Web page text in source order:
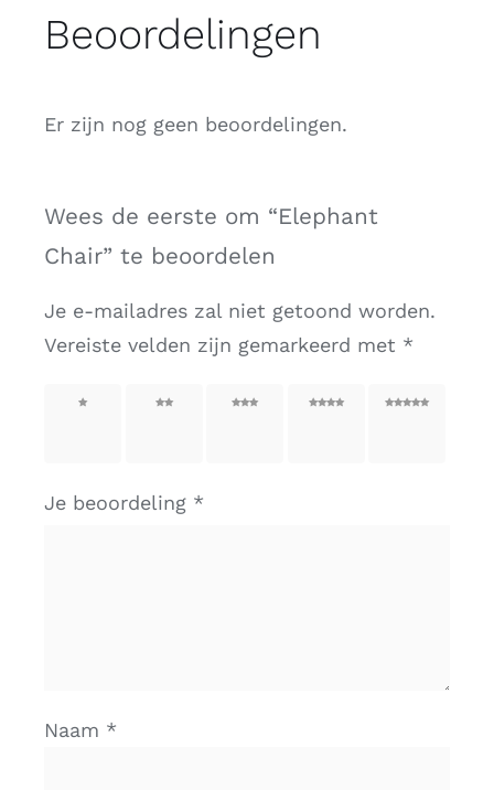
Beoordelingen
Er zijn nog geen beoordelingen.
Wees de eerste om “Elephant
Chair” te beoordelen
Je e-mailadres zal niet getoond worden.
Vereiste velden zijn gemarkeerd met *
1 van
2 van
3 van
4 van
5 van
Je beoordeling *
Naam *